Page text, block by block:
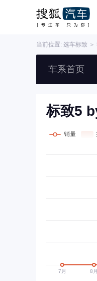
当前位置: 选车标致 ＞
车系首页
标致5